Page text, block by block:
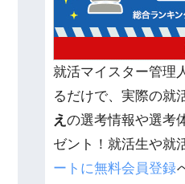
就活マイスター管理
るだけで、実際の就
えの選考情報や選考
ゼント！就活生や就
ートに無料会員登録